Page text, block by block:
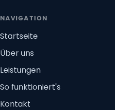
NAVIGATION
Startseite
Über uns
Leistungen
So funktioniert's
Kontakt